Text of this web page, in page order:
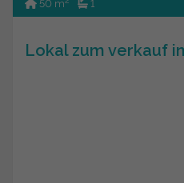
50 m 1
Lokal zum verkauf